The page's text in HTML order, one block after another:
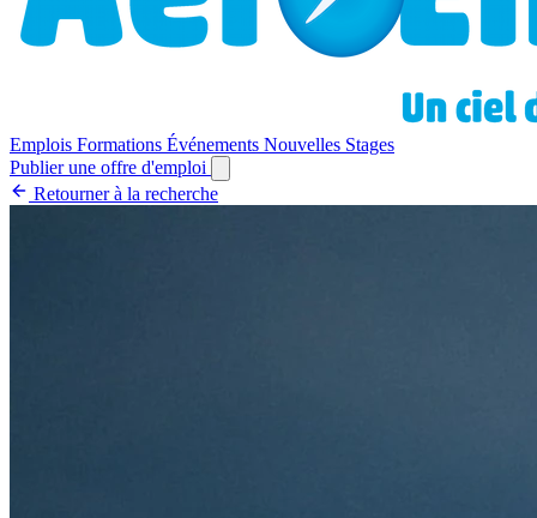
Emplois Formations Événements Nouvelles Stages
Publier une offre d'emploi
Retourner à la recherche